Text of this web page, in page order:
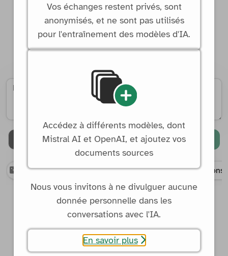
Envoyer
Prompt aléatoire 🌍 Qu'est-ce qui provoque les saisons
Vos échanges restent privés, sont
anonymisés, et ne sont pas utilisés
pour l'entraînement des modèles d'IA.
Accédez à différents modèles, dont
Mistral AI et OpenAI, et ajoutez vos
documents sources
Nous vous invitons à ne divulguer aucune
donnée personnelle dans les
conversations avec l'IA.
En savoir plus